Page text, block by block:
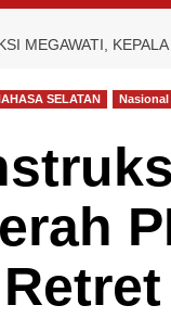
MEGAWATI,
SELATAN Nasional